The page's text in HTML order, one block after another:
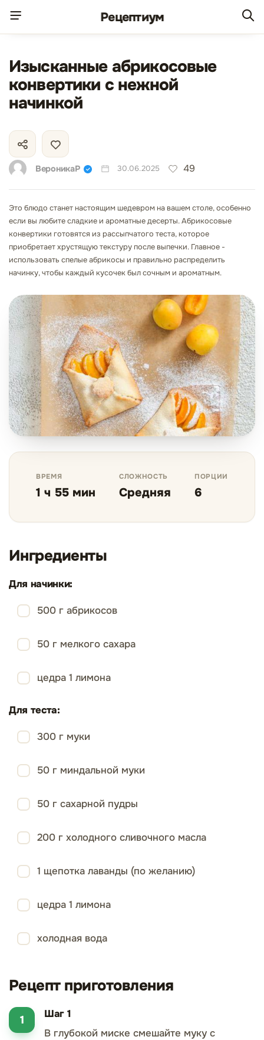
Рецептиум
Изысканные абрикосовые
конвертики с нежной
начинкой
ВероникаР 30.06.2025 49
Это блюдо станет настоящим шедевром на вашем столе, особенно
если вы любите сладкие и ароматные десерты. Абрикосовые
конвертики готовятся из рассыпчатого теста, которое
приобретает хрустящую текстуру после выпечки. Главное -
использовать спелые абрикосы и правильно распределить
начинку, чтобы каждый кусочек был сочным и ароматным.
ВРЕМЯ
1 ч 55 мин
СЛОЖНОСТЬ
Средняя
ПОРЦИИ
6
Ингредиенты
Для начинки:
500 г абрикосов
50 г мелкого сахара
цедра 1 лимона
Для теста:
300 г муки
50 г миндальной муки
50 г сахарной пудры
200 г холодного сливочного­ масла
1 щепотка лаванды (по желанию)
цедра 1 лимона
холодная вода
Рецепт приготовления
Шаг 1
В глубокой миске смешайте муку с